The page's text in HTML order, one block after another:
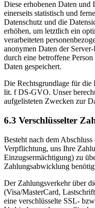
Diese erhobenen Daten und
einerseits statistisch und
Datenschutz und die
erhöhen, um letztlich ein
verarbeiteten
anonymen Daten der
durch eine betroffene Person
Daten gespeichert.
Die Rechtsgrundlage für die
lit. f DS-GVO. Unser
aufgelisteten Zwecken zur
6.3 Verschlüsselter
Besteht nach dem
Verpflichtung, uns Ihre
Einzugsermächtigung) zu
Zahlungsabwicklung
Der Zahlungsverkehr über
(Visa/MasterCard,
eine verschlüsselte SSL-